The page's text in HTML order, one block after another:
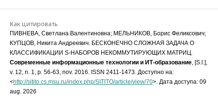
Как цитировать
ПИВНЕВА, Светлана Валентиновна; МЕЛЬНИКОВ, Борис Феликсович;
КУПЦОВ, Никита Андреевич. БЕСКОНЕЧНО СЛОЖНАЯ ЗАДАЧА О
КЛАССИФИКАЦИИ S-НАБОРОВ НЕКОММУТИРУЮЩИХ МАТРИЦ.
Современные информационные технологии и ИТ-образование, [S.l.],
v. 12, n. 1, p. 56-63, nov. 2016. ISSN 2411-1473. Доступно на:
<http://sitito.cs.msu.ru/index.php/SITITO/article/view/70>. Дата доступа: 09
aug. 2026